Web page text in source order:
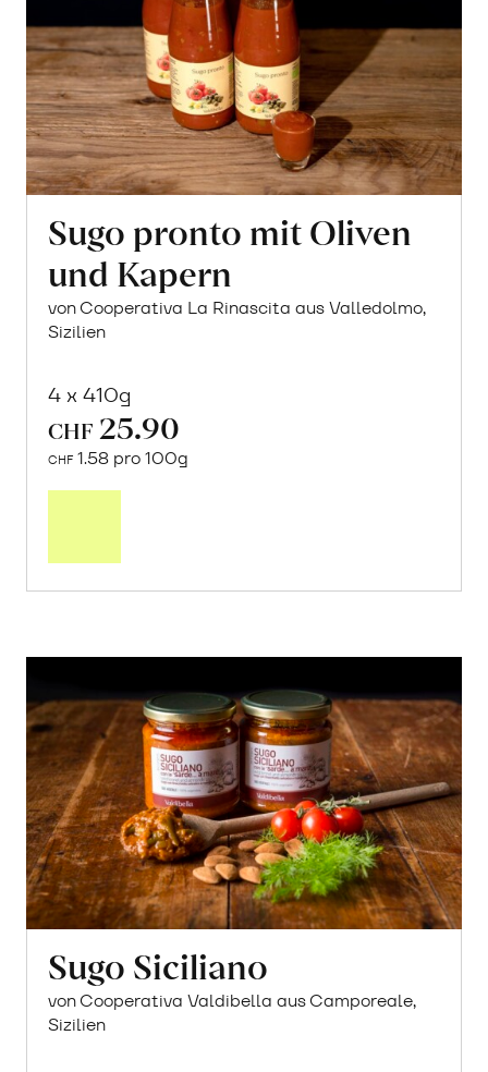
Sugo pronto mit Oliven
und Kapern
von Cooperativa La Rinascita aus Valledolmo,
Sizilien
4 x 410g
CHF 25.90
CHF 1.58 pro 100g
Sugo Siciliano
von Cooperativa Valdibella aus Camporeale,
Sizilien